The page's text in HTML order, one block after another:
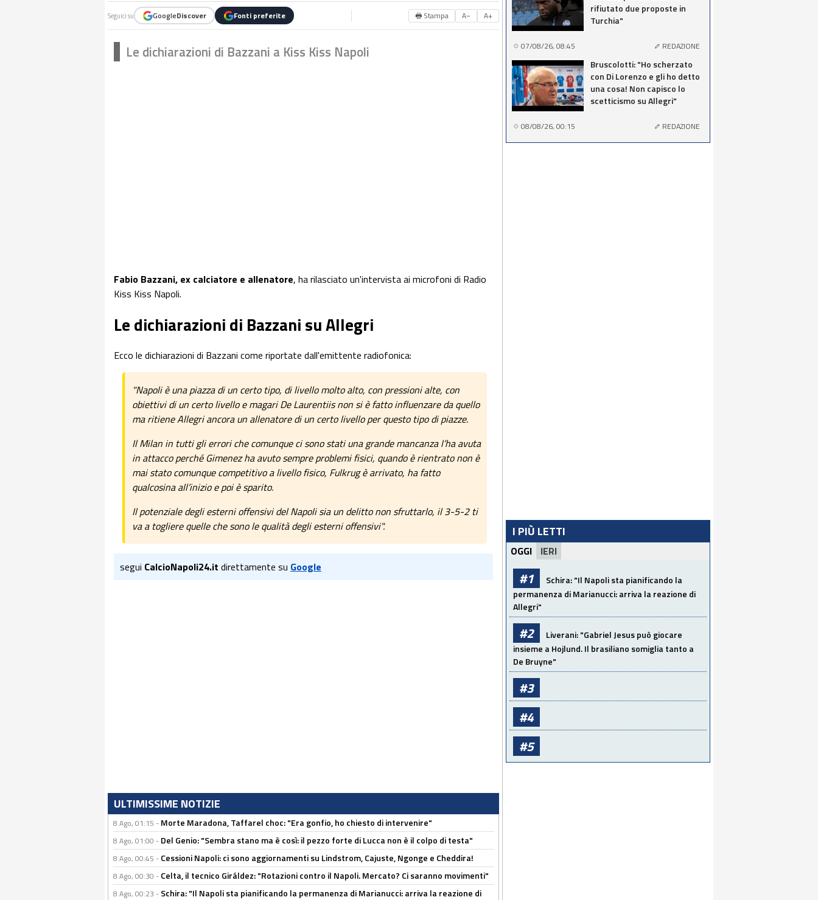
Seguici su GoogleDiscover Fonti preferite 🖶 Stampa A− A+
Le dichiarazioni di Bazzani a Kiss Kiss Napoli
Fabio Bazzani, ex calciatore e allenatore, ha rilasciato un'intervista ai microfoni di Radio
Kiss Kiss Napoli.
Le dichiarazioni di Bazzani su Allegri
Ecco le dichiarazioni di Bazzani come riportate dall'emittente radiofonica:
"Napoli è una piazza di un certo tipo, di livello molto alto, con pressioni alte, con
obiettivi di un certo livello e magari De Laurentiis non si è fatto influenzare da quello
ma ritiene Allegri ancora un allenatore di un certo livello per questo tipo di piazze.
Il Milan in tutti gli errori che comunque ci sono stati una grande mancanza l’ha avuta
in attacco perché Gimenez ha avuto sempre problemi fisici, quando è rientrato non è
mai stato comunque competitivo a livello fisico, Fulkrug è arrivato, ha fatto
qualcosina all’inizio e poi è sparito.
Il potenziale degli esterni offensivi del Napoli sia un delitto non sfruttarlo, il 3-5-2 ti
va a togliere quelle che sono le qualità degli esterni offensivi".
segui CalcioNapoli24.it direttamente su Google
ULTIMISSIME NOTIZIE
8 Ago, 01:15 - Morte Maradona, Taffarel choc: "Era gonfio, ho chiesto di intervenire"
8 Ago, 01:00 - Del Genio: "Sembra stano ma è così: il pezzo forte di Lucca non è il colpo di testa"
8 Ago, 00:45 - Cessioni Napoli: ci sono aggiornamenti su Lindstrom, Cajuste, Ngonge e Cheddira!
8 Ago, 00:30 - Celta, il tecnico Giráldez: "Rotazioni contro il Napoli. Mercato? Ci saranno movimenti"
8 Ago, 00:23 - Schira: "Il Napoli sta pianificando la permanenza di Marianucci: arriva la reazione di
rifiutato due proposte in
Turchia"
07/08/26, 08:45 REDAZIONE
Bruscolotti: "Ho scherzato
con Di Lorenzo e gli ho detto
una cosa! Non capisco lo
scetticismo su Allegri"
08/08/26, 00:15 REDAZIONE
I PIÙ LETTI
OGGI IERI
#1
Schira: "Il Napoli sta pianificando la
permanenza di Marianucci: arriva la reazione di
Allegri"
#2
Liverani: "Gabriel Jesus può giocare
insieme a Hojlund. Il brasiliano somiglia tanto a
De Bruyne"
#3
#4
#5